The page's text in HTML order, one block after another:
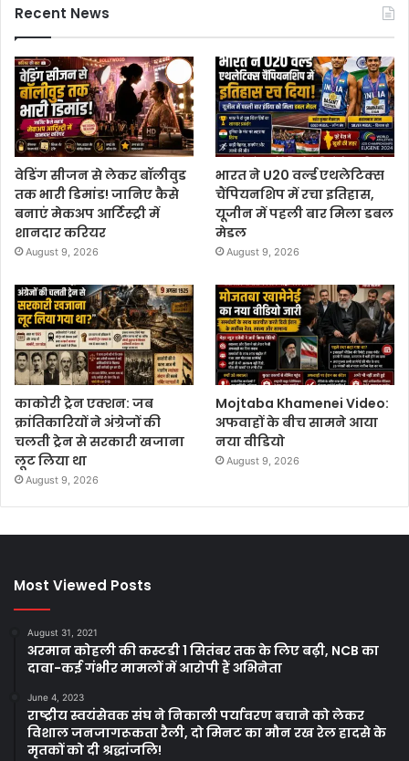
Recent News
वेडिंग सीजन से लेकर बॉलीवुड
तक भारी डिमांड! जानिए कैसे
बनाएं मेकअप आर्टिस्ट्री में
शानदार करियर
August 9, 2026
भारत ने U20 वर्ल्ड एथलेटिक्स
चैंपियनशिप में रचा इतिहास,
यूजीन में पहली बार मिला डबल
मेडल
August 9, 2026
काकोरी ट्रेन एक्शन: जब
क्रांतिकारियों ने अंग्रेजों की
चलती ट्रेन से सरकारी खजाना
लूट लिया था
August 9, 2026
Mojtaba Khamenei Video:
अफवाहों के बीच सामने आया
नया वीडियो
August 9, 2026
Most Viewed Posts
August 31, 2021
अरमान कोहली की कस्टडी 1 सितंबर तक के लिए बढ़ी, NCB का
दावा-कई गंभीर मामलों में आरोपी हैं अभिनेता
June 4, 2023
राष्ट्रीय स्वयंसेवक संघ ने निकाली पर्यावरण बचाने को लेकर
विशाल जनजागरूकता रैली, दो मिनट का मौन रख रेल हादसे के
मृतकों को दी श्रद्धांजलि!